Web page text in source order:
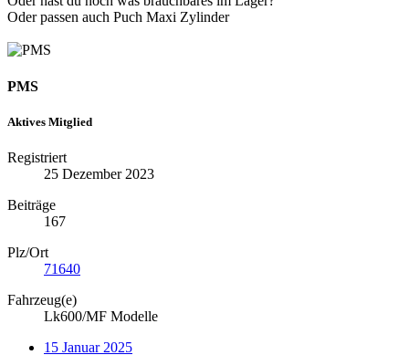
Oder passen auch Puch Maxi Zylinder
PMS
Aktives Mitglied
Registriert
25 Dezember 2023
Beiträge
167
Plz/Ort
71640
Fahrzeug(e)
Lk600/MF Modelle
15 Januar 2025